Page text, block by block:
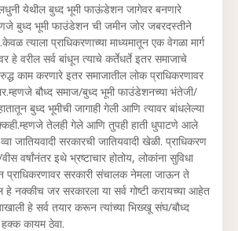
येथील बुध्द भूमी फाऊंडेशन जागेवर बनणारे
बुध्द भूमी फाउंडेशन ची जमीन जोर जबरदस्तीने
त्याला प्राधिकरणाच्या माध्यमातून एक वेगळा मार्ग
हे वरील सर्व बांधून त्याचे कर्तेधर्ते इतर समाजाचे
काम करणारे इतर समाजातील लोक प्राधिकरणावर
बौध्द समाज/बुध्द भूमी फाउंडेशनच्या भंतेजी/
बुध्द भूमीची जागाही गेली आणि त्यावर बांधलेल्या
तेलही गेले आणि तुपही हाती धुपाटणे आले
जातियवादी सरकारची जातियवादी खेळी. प्राधिकरण
वर्षांनंतर इथे भ्रष्टाचार होतोय, लोकांना सुविधा
प्राधिकरणावर सरकारी संचालक नेमला जाऊन ते
नक्कीच जर सरकारला या सर्व गोष्टी करायच्या आहेत
हे सर्व तयार करून त्यांच्या भिख्खू संघ/बौध्द
हक्क कायम ठेवा.